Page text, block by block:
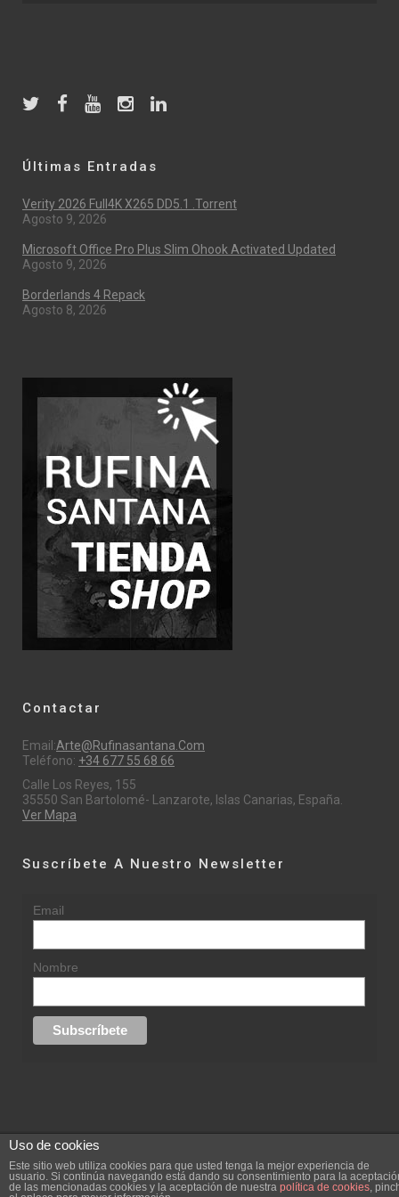
Últimas Entradas
Verity 2026 Full4K X265 DD5.1 .torrent
Agosto 9, 2026
Microsoft Office Pro Plus Slim Ohook Activated Updated
Agosto 9, 2026
Borderlands 4 Repack
Agosto 8, 2026
Contactar
Email:Arte@rufinasantana.com
Teléfono: +34 677 55 68 66
Calle Los Reyes, 155
35550 San Bartolomé- Lanzarote, Islas Canarias, España.
Ver Mapa
Suscríbete A Nuestro Newsletter
Email
Nombre
replica rolex datejust replica rolex day date
Uso de cookies
Este sitio web utiliza cookies para que usted tenga la mejor experiencia de
usuario. Si continúa navegando está dando su consentimiento para la
de las mencionadas cookies y la aceptación de nuestra política de cookies,